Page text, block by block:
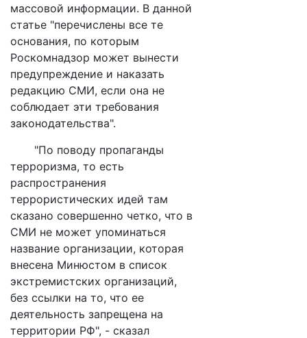
массовой информации. В данной
статье "перечислены все те
основания, по которым
Роскомнадзор может вынести
предупреждение и наказать
редакцию СМИ, если она не
соблюдает эти требования
законодательства".
"По поводу пропаганды
терроризма, то есть
распространения
террористических идей там
сказано совершенно четко, что в
СМИ не может упоминаться
название организации, которая
внесена Минюстом в список
экстремистских организаций,
без ссылки на то, что ее
деятельность запрещена на
территории РФ", - сказал